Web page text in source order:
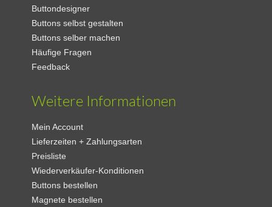
Buttondesigner
Buttons selbst gestalten
Buttons selber machen
Häufige Fragen
Feedback
Weitere Informationen
Mein Account
Lieferzeiten + Zahlungsarten
Preisliste
Wiederverkäufer-Konditionen
Buttons bestellen
Magnete bestellen